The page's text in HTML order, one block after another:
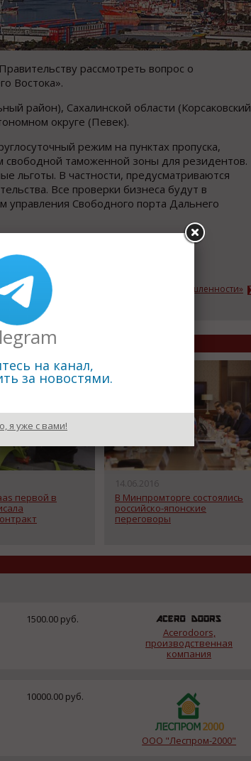
рассмотреть вопрос о
Востока».
район), Сахалинской области (Корсаковский
округе (Певек).
режим на пунктах пропуска,
таможенной зоны для резидентов.
льготы. В частности, предусматриваются
Все проверки бизнеса будут в
управления Свободного порта Дальнего
Назад к рубрике «Новости промышленности»
первой в
14.06.2016
В Минпромторге состоялись
российско-японские
переговоры
1500.00 руб.
Acerodoors,
производственная
компания
10000.00 руб.
ООО "Леспром-2000"
на канал,
за новостями.
я уже с вами!